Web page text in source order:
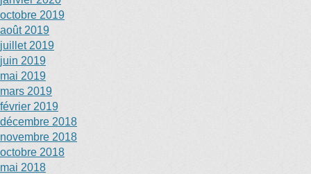
octobre 2019
août 2019
juillet 2019
juin 2019
mai 2019
mars 2019
février 2019
décembre 2018
novembre 2018
octobre 2018
mai 2018